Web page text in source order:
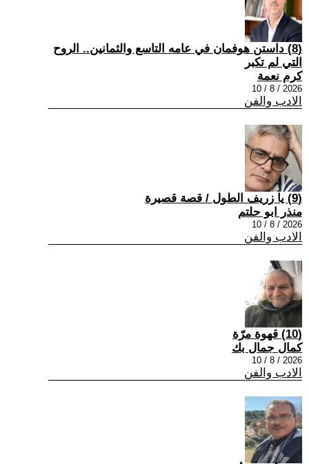
(8) داستن هوفمان في عامه التاسع والثمانين.. الروح
التي لم تكبر
كرم نعمة
2026 / 8 / 10
الادب والفن
(9) يا زريف الطول / قصة قصيرة
منذر ابو حلتم
2026 / 8 / 10
الادب والفن
(10) قهوة مرّة
كمال جمال بك
2026 / 8 / 10
الادب والفن